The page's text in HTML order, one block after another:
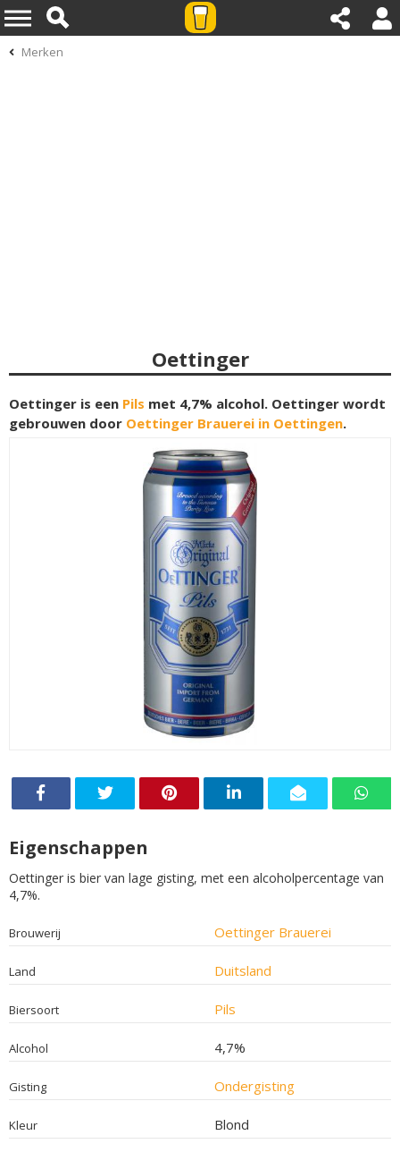
Merken
Oettinger
Oettinger is een Pils met 4,7% alcohol. Oettinger wordt
gebrouwen door Oettinger Brauerei in Oettingen.
Eigenschappen
Oettinger is bier van lage gisting, met een alcoholpercentage van
4,7%.
Brouwerij Oettinger Brauerei
Land Duitsland
Biersoort Pils
Alcohol 4,7%
Gisting Ondergisting
Kleur Blond